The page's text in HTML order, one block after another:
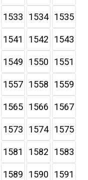
1533 1534 1535
1541 1542 1543
1549 1550 1551
1557 1558 1559
1565 1566 1567
1573 1574 1575
1581 1582 1583
1589 1590 1591